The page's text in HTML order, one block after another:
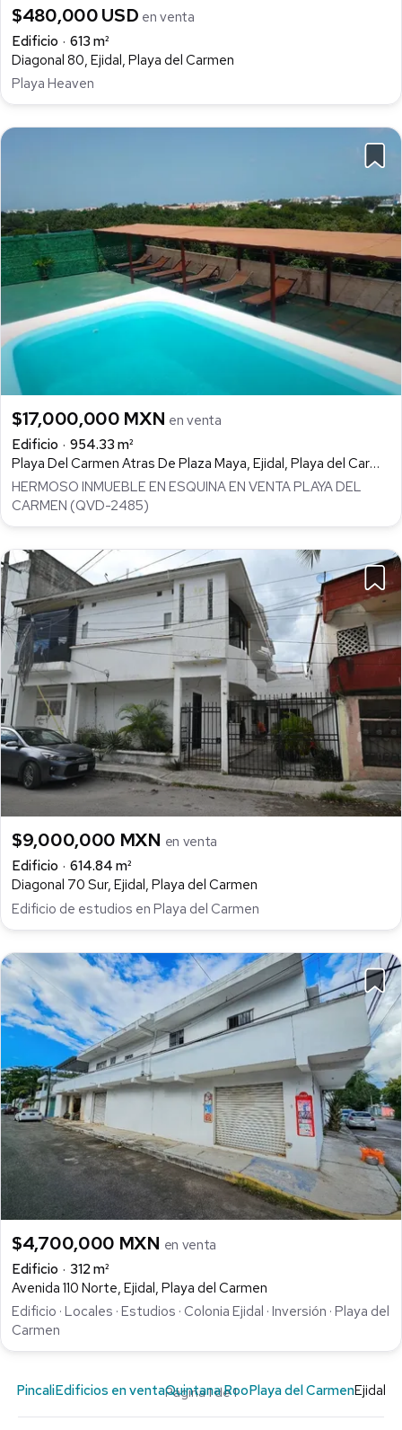
$480,000 USD en venta
Edificio
613 m²
Diagonal 80, Ejidal, Playa del Carmen
Playa Heaven
$17,000,000 MXN en venta
Edificio
954.33 m²
Playa Del Carmen Atras De Plaza Maya, Ejidal, Playa del Carmen
HERMOSO INMUEBLE EN ESQUINA EN VENTA PLAYA DEL
CARMEN (QVD-2485)
$9,000,000 MXN en venta
Edificio
614.84 m²
Diagonal 70 Sur, Ejidal, Playa del Carmen
Edificio de estudios en Playa del Carmen
$4,700,000 MXN en venta
Edificio
312 m²
Avenida 110 Norte, Ejidal, Playa del Carmen
Edificio · Locales · Estudios · Colonia Ejidal · Inversión · Playa del
Carmen
Página 1 de 1
PincaliEdificios en ventaQuintana RooPlaya del CarmenEjidal